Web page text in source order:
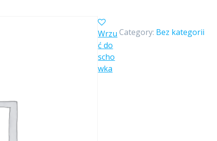
Category: Bez kategorii
Wrzu
ć do
scho
wka